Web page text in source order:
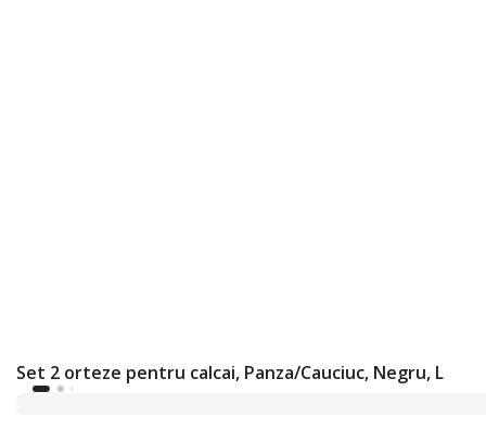
Set 2 orteze pentru calcai, Panza/Cauciuc, Negru, L